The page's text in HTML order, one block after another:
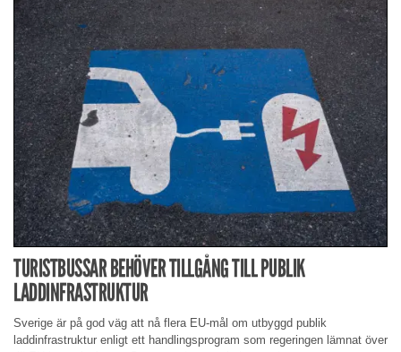
TURISTBUSSAR BEHÖVER TILLGÅNG TILL PUBLIK
LADDINFRASTRUKTUR
Sverige är på god väg att nå flera EU-mål om utbyggd publik
laddinfrastruktur enligt ett handlingsprogram som regeringen lämnat över